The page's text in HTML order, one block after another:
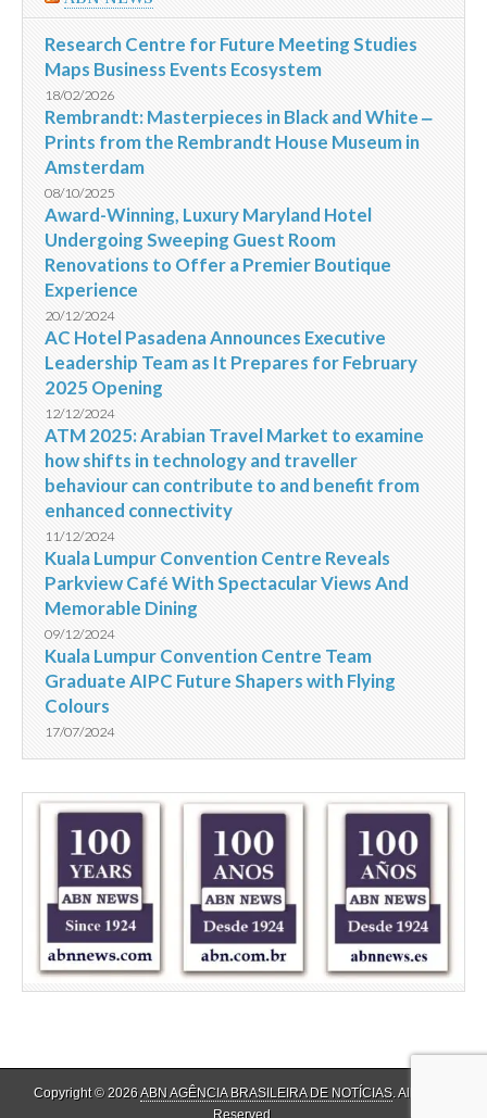
Research Centre for Future Meeting Studies
Maps Business Events Ecosystem
18/02/2026
Rembrandt: Masterpieces in Black and White ‒
Prints from the Rembrandt House Museum in
Amsterdam
08/10/2025
Award-Winning, Luxury Maryland Hotel
Undergoing Sweeping Guest Room
Renovations to Offer a Premier Boutique
Experience
20/12/2024
AC Hotel Pasadena Announces Executive
Leadership Team as It Prepares for February
2025 Opening
12/12/2024
ATM 2025: Arabian Travel Market to examine
how shifts in technology and traveller
behaviour can contribute to and benefit from
enhanced connectivity
11/12/2024
Kuala Lumpur Convention Centre Reveals
Parkview Café With Spectacular Views And
Memorable Dining
09/12/2024
Kuala Lumpur Convention Centre Team
Graduate AIPC Future Shapers with Flying
Colours
17/07/2024
Copyright © 2026ABN AGÊNCIA BRASILEIRA DE NOTÍCIAS. All Rights
Reserved.